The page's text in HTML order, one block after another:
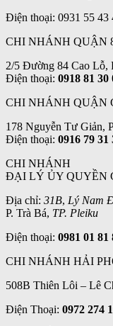
Điện thoại: 0931 55 43
CHI NHÁNH QUẬN
2/5 Đường 84 Cao Lỗ,
Điện thoại: 0918 81 30
CHI NHÁNH QUẬN
178 Nguyễn Tư Giản,
Điện thoại: 0916 79 31
CHI NHÁNH
ĐẠI LÝ ỦY QUYỀN
Địa chỉ: 31B, Lý Nam
P. Trà Bá, TP. Pleiku
Điện thoại: 0981 01 81
CHI NHÁNH HẢI
508B Thiên Lôi – Lê
Điện Thoại: 0972 274